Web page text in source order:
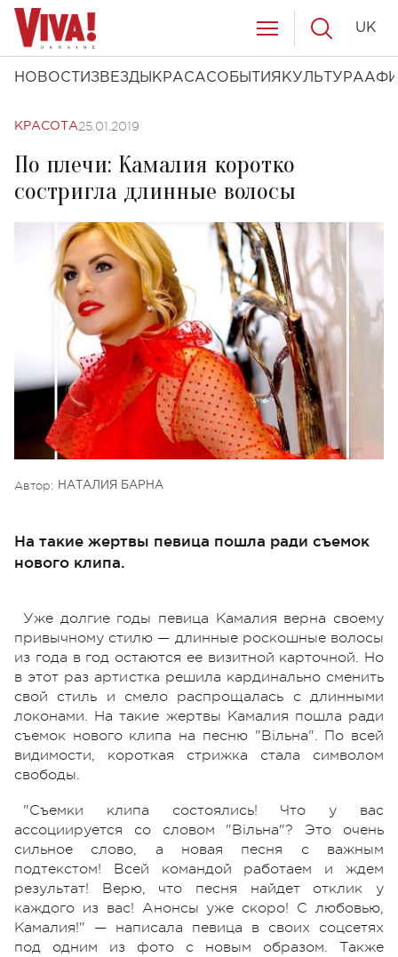
НОВОСТИ ЗВЕЗДЫ КРАСАСОБЫТИЯ КУЛЬТУРА
UK
КРАСОТА25.01.2019
По плечи: Камалия коротко
состригла длинные волосы
Автор: НАТАЛИЯ БАРНА
На такие жертвы певица пошла ради съемок
нового клипа.
Уже долгие годы певица Камалия верна своему
привычному стилю — длинные роскошные волосы
из года в год остаются ее визитной карточной. Но
в этот раз артистка решила кардинально сменить
свой стиль и смело распрощалась с длинными
локонами. На такие жертвы Камалия пошла ради
съемок нового клипа на песню "Вільна". По всей
видимости, короткая стрижка стала символом
свободы.
"Съемки клипа состоялись! Что у вас
ассоциируется со словом "Вільна"? Это очень
сильное слово, а новая песня с важным
подтекстом! Всей командой работаем и ждем
результат! Верю, что песня найдет отклик у
каждого из вас! Анонсы уже скоро! С любовью,
Камалия!" — написала певица в своих соцсетях
под одним из фото с новым образом. Также